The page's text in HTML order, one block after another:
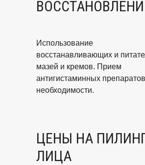
Использование
восстанавливающих и
мазей и кремов. Прием
антигистаминных
необходимости.
ЦЕНЫ НА
ЛИЦА